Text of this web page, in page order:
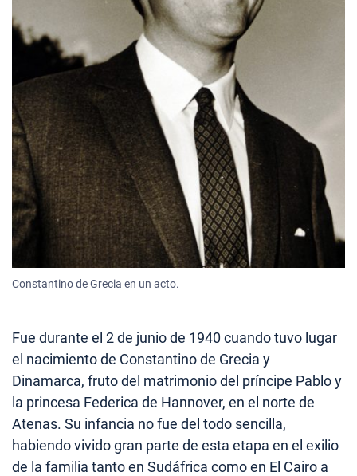
Constantino de Grecia en un acto.
Fue durante el 2 de junio de 1940 cuando tuvo lugar
el nacimiento de Constantino de Grecia y
Dinamarca, fruto del matrimonio del príncipe Pablo y
la princesa Federica de Hannover, en el norte de
Atenas. Su infancia no fue del todo sencilla,
habiendo vivido gran parte de esta etapa en el exilio
de la familia tanto en Sudáfrica como en El Cairo a